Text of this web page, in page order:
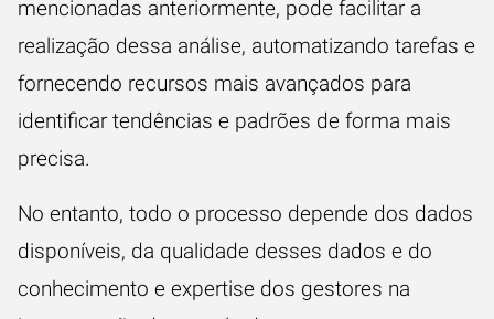
mencionadas anteriormente, pode facilitar a
realização dessa análise, automatizando tarefas e
fornecendo recursos mais avançados para
identificar tendências e padrões de forma mais
precisa.
No entanto, todo o processo depende dos dados
disponíveis, da qualidade desses dados e do
conhecimento e expertise dos gestores na